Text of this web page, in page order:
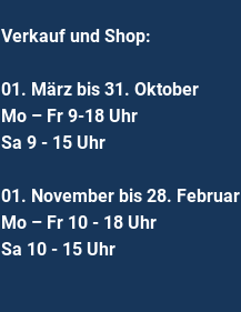
Verkauf und Shop:
01. März bis 31. Oktober
Mo – Fr 9-18 Uhr
Sa 9 - 15 Uhr
01. November bis 28. Februar
Mo – Fr 10 - 18 Uhr
Sa 10 - 15 Uhr